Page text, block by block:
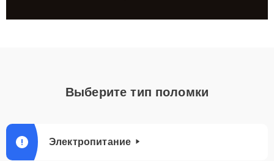
Выберите тип поломки
Электропитание